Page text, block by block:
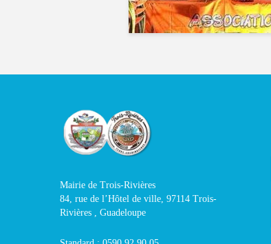
Mairie de Trois-Rivières
84, rue de l’Hôtel de ville, 97114 Trois-
Rivières , Guadeloupe